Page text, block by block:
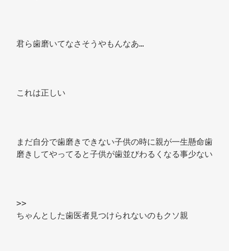
君ら歯磨いてなさそうやもんなあ…
これは正しい
まだ自分で歯磨きできない子供の時に親が一生懸命歯
>>
ちゃんとした歯医者見つけられないのもクソ親